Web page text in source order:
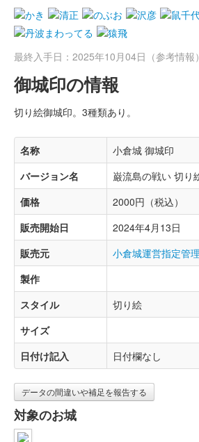
最終入手日：2025年10月04日（参考情報）
御城印の情報
切り絵御城印。3種類あり。
名称
小倉城 御城印
バージョン名
巌流島の戦い 切り
価格
2000円（税込）
販売開始日
2024年4月13日
販売元
小倉城運営指定管
製作
スタイル
切り絵
サイズ
日付け記入
日付欄なし
データの間違いや補足を報告する
対象のお城